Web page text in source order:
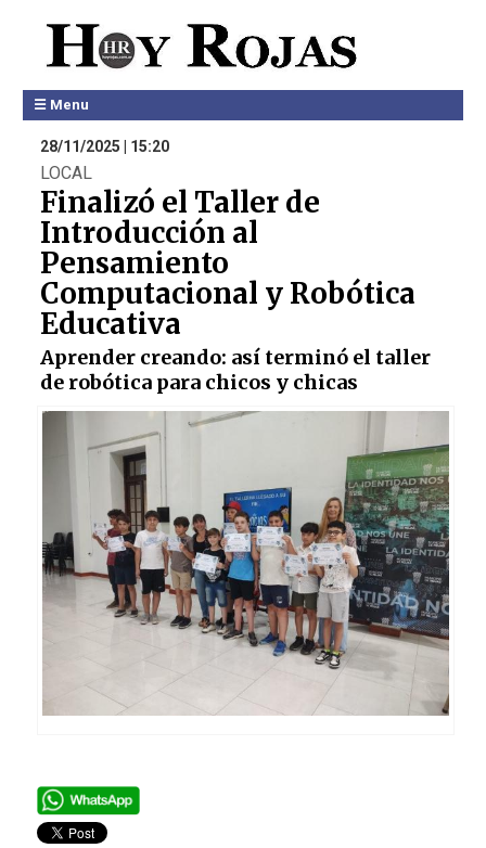
☰ Menu
28/11/2025 | 15:20
LOCAL
Finalizó el Taller de
Introducción al
Pensamiento
Computacional y Robótica
Educativa
Aprender creando: así terminó el taller
de robótica para chicos y chicas